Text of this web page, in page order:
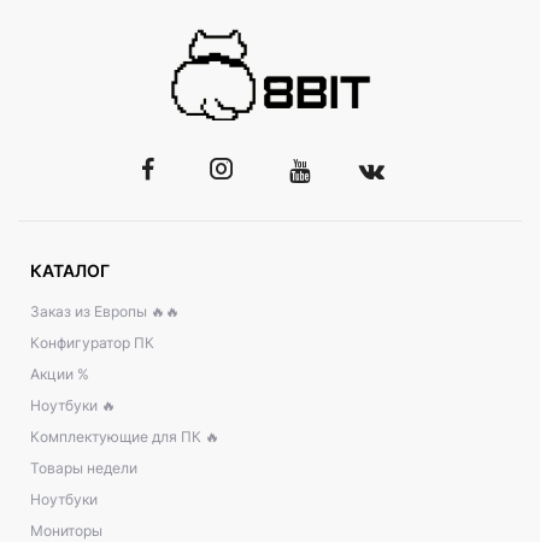
КАТАЛОГ
Заказ из Европы 🔥🔥
Конфигуратор ПК
Акции %
Ноутбуки 🔥
Комплектующие для ПК 🔥
Товары недели
Ноутбуки
Мониторы